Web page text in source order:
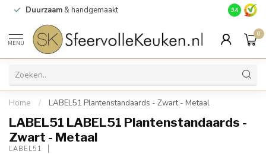
Duurzaam & handgemaakt Gratis
9.4
MENU
0
Home / LABEL51 Plantenstandaards - Zwart - Metaal
LABEL51 LABEL51 Plantenstandaards -
Zwart - Metaal
LABEL51